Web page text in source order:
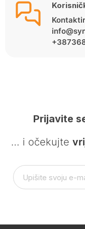
Prijavite
… i očekujte